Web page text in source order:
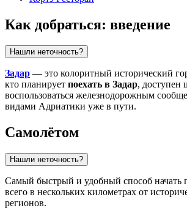
Как добраться: введение
Нашли неточность?
Задар — это колоритный исторический
кто планирует поехать в Задар, доступен
воспользоваться железнодорожным
видами Адриатики уже в пути.
Самолётом
Нашли неточность?
Самый быстрый и удобный способ начать
всего в нескольких километрах от
регионов.